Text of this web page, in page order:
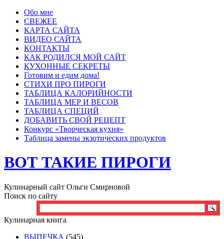
Обо мне
СВЕЖЕЕ
КАРТА САЙТА
ВИДЕО САЙТА
КОНТАКТЫ
КАК РОДИЛСЯ МОЙ САЙТ
КУХОННЫЕ СЕКРЕТЫ
Готовим и едим дома!
СТИХИ ПРО ПИРОГИ
ТАБЛИЦА КАЛОРИЙНОСТИ
ТАБЛИЦА МЕР И ВЕСОВ
ТАБЛИЦА СПЕЦИЙ
ДОБАВИТЬ СВОЙ РЕЦЕПТ
Конкурс «Творческая кухня»
Таблица замены экзотических продуктов
ВОТ ТАКИЕ ПИРОГИ
Кулинарный сайт Ольги Смирновой
Поиск по сайту
Кулинарная книга
ВЫПЕЧКА (545)